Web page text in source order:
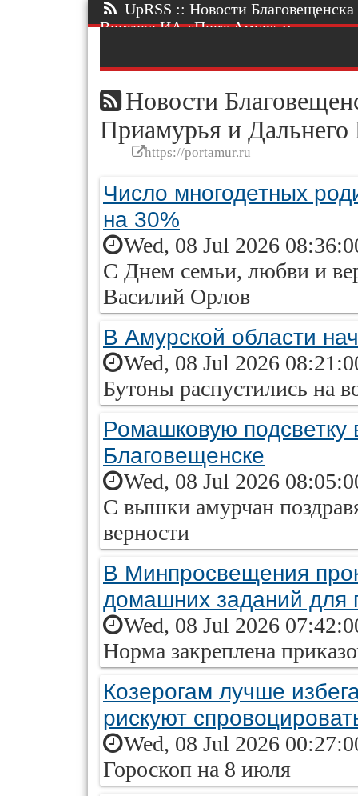
UpRSS :: Новости
Востока ИА «Порт Амур» ::.
Новости
Приамурья и
https://portamur.ru
Число многодетных
на 30%
Wed, 08 Jul 2026
С Днем семьи, любви и
Василий Орлов
В Амурской области
Wed, 08 Jul 2026
Бутоны распустились на
Ромашковую подсветку
Благовещенске
Wed, 08 Jul 2026
С вышки амурчан
верности
В Минпросвещения
домашних заданий для
Wed, 08 Jul 2026
Норма закреплена
Козерогам лучше
рискуют
Wed, 08 Jul 2026
Гороскоп на 8 июля